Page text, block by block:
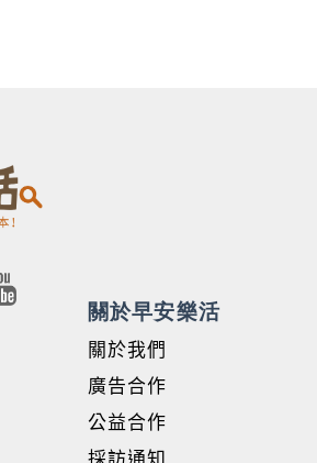
關於早安樂活
關於我們
廣告合作
公益合作
採訪通知